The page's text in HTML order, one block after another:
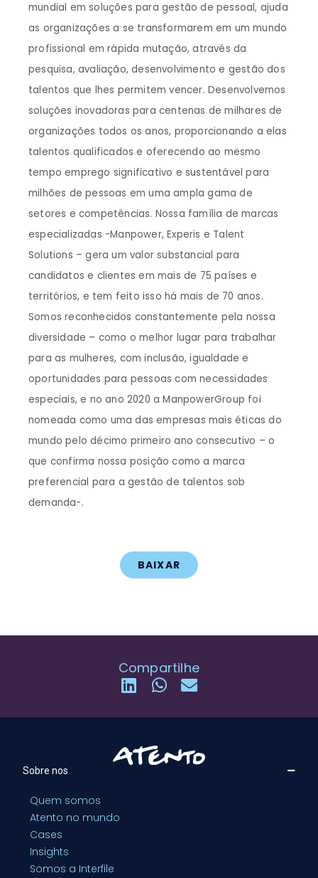
mundial em soluções para gestão de pessoal, ajuda
as organizações a se transformarem em um mundo
profissional em rápida mutação, através da
pesquisa, avaliação, desenvolvimento e gestão dos
talentos que lhes permitem vencer. Desenvolvemos
soluções inovadoras para centenas de milhares de
organizações todos os anos, proporcionando a elas
talentos qualificados e oferecendo ao mesmo
tempo emprego significativo e sustentável para
milhões de pessoas em uma ampla gama de
setores e competências. Nossa família de marcas
especializadas -Manpower, Experis e Talent
Solutions – gera um valor substancial para
candidatos e clientes em mais de 75 países e
territórios, e tem feito isso há mais de 70 anos.
Somos reconhecidos constantemente pela nossa
diversidade – como o melhor lugar para trabalhar
para as mulheres, com inclusão, igualdade e
oportunidades para pessoas com necessidades
especiais, e no ano 2020 a ManpowerGroup foi
nomeada como uma das empresas mais éticas do
mundo pelo décimo primeiro ano consecutivo – o
que confirma nossa posição como a marca
preferencial para a gestão de talentos sob
demanda-.
BAIXAR
Compartilhe
Sobre nos
Quem somos
Atento no mundo
Cases
Insights
Somos a Interfile